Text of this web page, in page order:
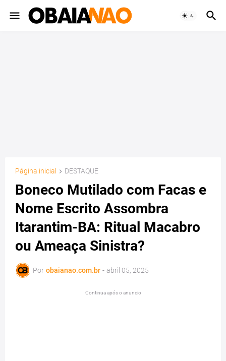
Página inicial DESTAQUE
Boneco Mutilado com Facas e
Nome Escrito Assombra
Itarantim-BA: Ritual Macabro
ou Ameaça Sinistra?
Por obaianao.com.br - abril 05, 2025
Continua após o anuncio